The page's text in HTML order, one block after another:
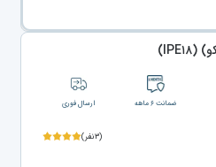
ضمانت ۶ ماهه ارسال فوری
(۳نفر)